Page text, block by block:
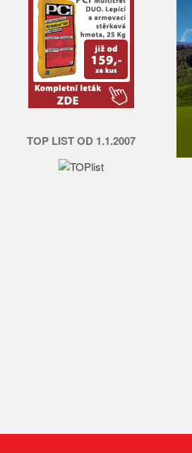
TOP LIST OD 1.1.2007